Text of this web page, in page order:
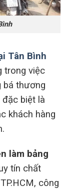
Tân Bình
trong việc
bá thương
đặc biệt là
khách hàng
làm bảng
tín chất
công